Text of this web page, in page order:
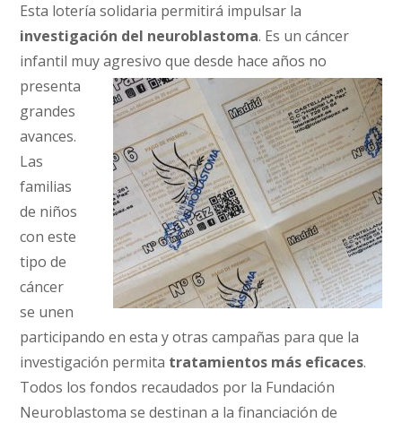
Esta lotería solidaria permitirá impulsar la
investigación del neuroblastoma. Es un cáncer
infantil muy agresivoque desde hace años no
presenta
grandes
avances.
Las
familias
de niños
con este
tipo de
cáncer
se unen
participando en esta y otras campañas para que la
investigación permita tratamientos más eficaces.
Todos los fondos recaudados por la Fundación
Neuroblastoma se destinan a la financiación de